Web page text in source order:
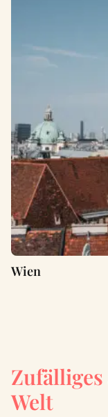
Wien
Welt